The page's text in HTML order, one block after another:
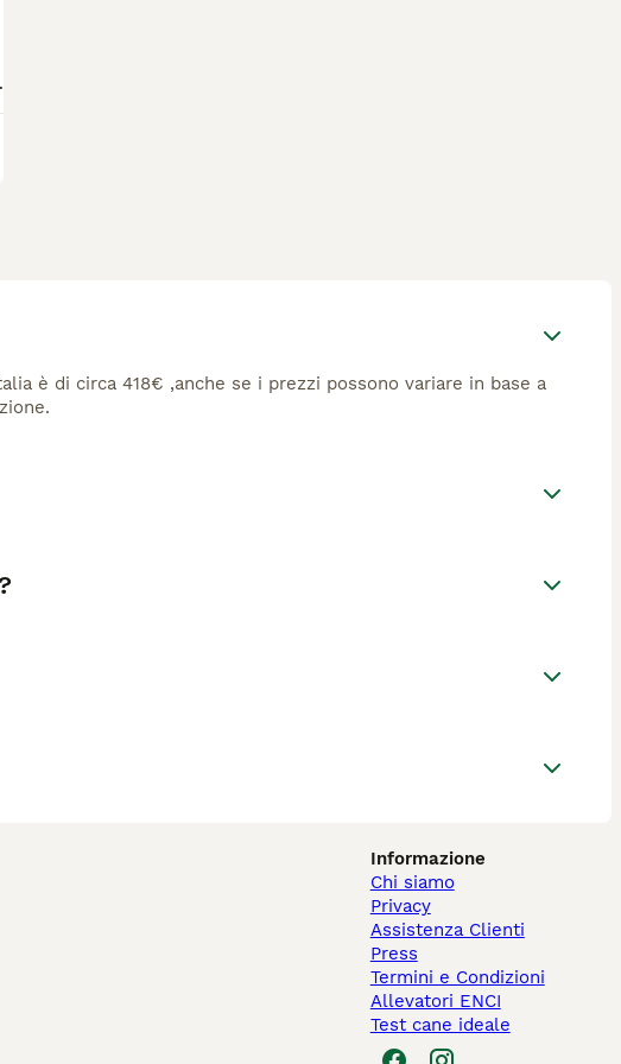
Se pensi di essere la persona giusta per lui, contattaci al 3518504528 Associazione oltre i confini di specie Odv
è di circa 418€ ,anche se i prezzi possono variare in base a
Informazione
Chi siamo
Privacy
Assistenza Clienti
Press
Termini e Condizioni
Allevatori ENCI
Test cane ideale